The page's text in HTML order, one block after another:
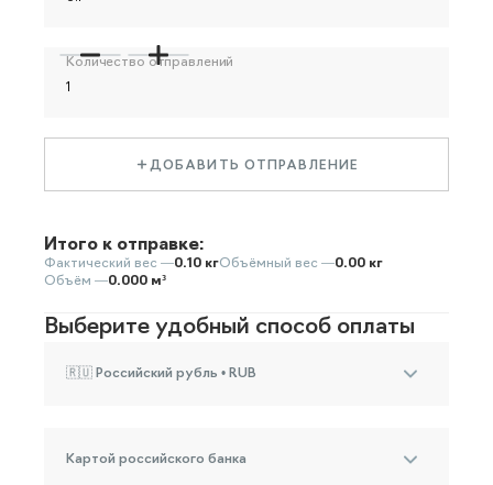
Количество отправлений
ДОБАВИТЬ ОТПРАВЛЕНИЕ
Итого к отправке:
Фактический вес —0.10 кгОбъёмный вес —0.00 кг
Объём —0.000 м³
Выберите удобный способ оплаты
🇷🇺 Российский рубль • RUB
Картой российского банка